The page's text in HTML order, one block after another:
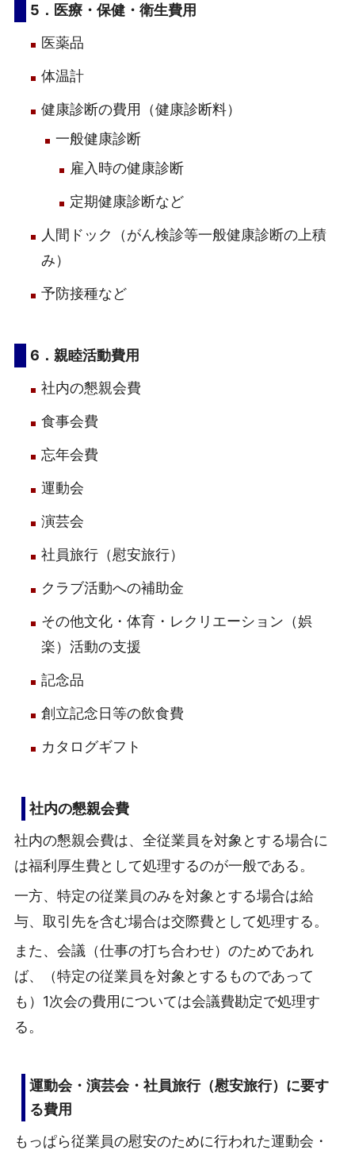
5．医療・保健・衛生費用
医薬品
体温計
健康診断の費用（健康診断料）
一般健康診断
雇入時の健康診断
定期健康診断など
人間ドック（がん検診等一般健康診断の上積
み）
予防接種など
6．親睦活動費用
社内の懇親会費
食事会費
忘年会費
運動会
演芸会
社員旅行（慰安旅行）
クラブ活動への補助金
その他文化・体育・レクリエーション（娯
楽）活動の支援
記念品
創立記念日等の飲食費
カタログギフト
社内の懇親会費
社内の懇親会費は、全従業員を対象とする場合に
は福利厚生費として処理するのが一般である。
一方、特定の従業員のみを対象とする場合は給
与、取引先を含む場合は交際費として処理する。
また、会議（仕事の打ち合わせ）のためであれ
ば、（特定の従業員を対象とするものであって
も）1次会の費用については会議費勘定で処理す
る。
運動会・演芸会・社員旅行（慰安旅行）に要す
る費用
もっぱら従業員の慰安のために行われた運動会・